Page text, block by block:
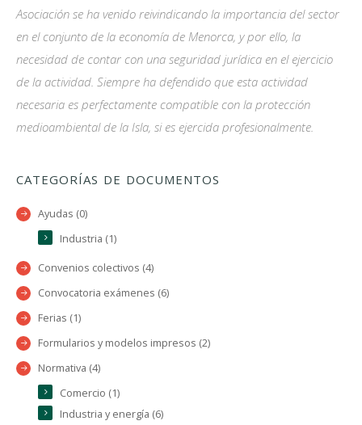
Asociación se ha venido reivindicando la importancia del sector
en el conjunto de la economía de Menorca, y por ello, la
necesidad de contar con una seguridad jurídica en el ejercicio
de la actividad. Siempre ha defendido que esta actividad
necesaria es perfectamente compatible con la protección
medioambiental de la Isla, si es ejercida profesionalmente.
CATEGORÍAS DE DOCUMENTOS
Ayudas (0)
Industria (1)
Convenios colectivos (4)
Convocatoria exámenes (6)
Ferias (1)
Formularios y modelos impresos (2)
Normativa (4)
Comercio (1)
Industria y energía (6)